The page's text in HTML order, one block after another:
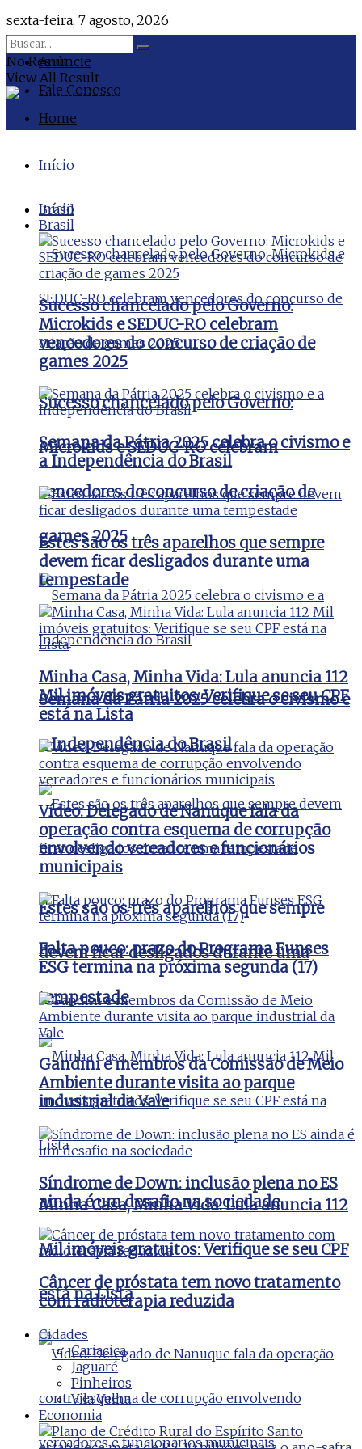
sexta-feira, 7 agosto, 2026
Anuncie
Fale Conosco
Home
No Result
View All Result
Início
Brasil
Sucesso chancelado pelo Governo:
Microkids e SEDUC-RO celebram
vencedores do concurso de criação de
games 2025
Semana da Pátria 2025 celebra o civismo e
a Independência do Brasil
Estes são os três aparelhos que sempre
devem ficar desligados durante uma
tempestade
Minha Casa, Minha Vida: Lula anuncia 112
Mil imóveis gratuitos: Verifique se seu CPF
está na Lista
Início
Brasil
Sucesso chancelado pelo Governo:
Microkids e SEDUC-RO celebram
vencedores do concurso de criação de
games 2025
Semana da Pátria 2025 celebra o civismo e
a Independência do Brasil
Estes são os três aparelhos que sempre
devem ficar desligados durante uma
tempestade
Minha Casa, Minha Vida: Lula anuncia 112
Mil imóveis gratuitos: Verifique se seu CPF
está na Lista
Vídeo: Delegado de Nanuque fala da
operação contra esquema de corrupção
envolvendo vereadores e funcionários
municipais
Falta pouco: prazo do Programa Funses
ESG termina na próxima segunda (17)
Gandini e membros da Comissão de Meio
Ambiente durante visita ao parque
industrial da Vale
Síndrome de Down: inclusão plena no ES
ainda é um desafio na sociedade
Câncer de próstata tem novo tratamento
com radioterapia reduzida
Cidades
Cariacica
Jaguaré
Pinheiros
Vila Velha
Economia